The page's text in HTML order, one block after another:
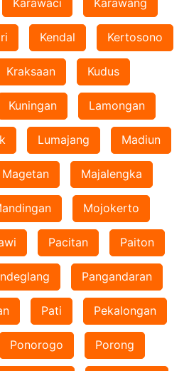
Karawaci Karawang
Kendal Kertosono
Kraksaan Kudus
Kuningan Lamongan
Lumajang Madiun
Magetan Majalengka
Mojokerto
Pacitan Paiton
Pangandaran
Pati Pekalongan
Ponorogo Porong